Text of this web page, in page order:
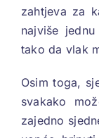
zahtjeva za
najviše
tako da vlak
Osim toga,
svakako
zajedno